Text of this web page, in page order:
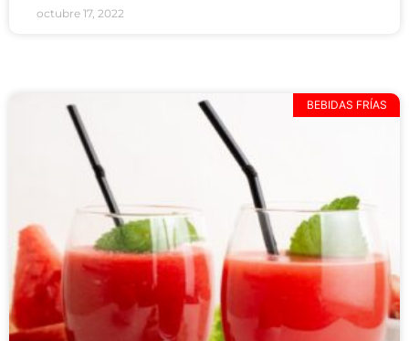
octubre 17, 2022
BEBIDAS FRÍAS